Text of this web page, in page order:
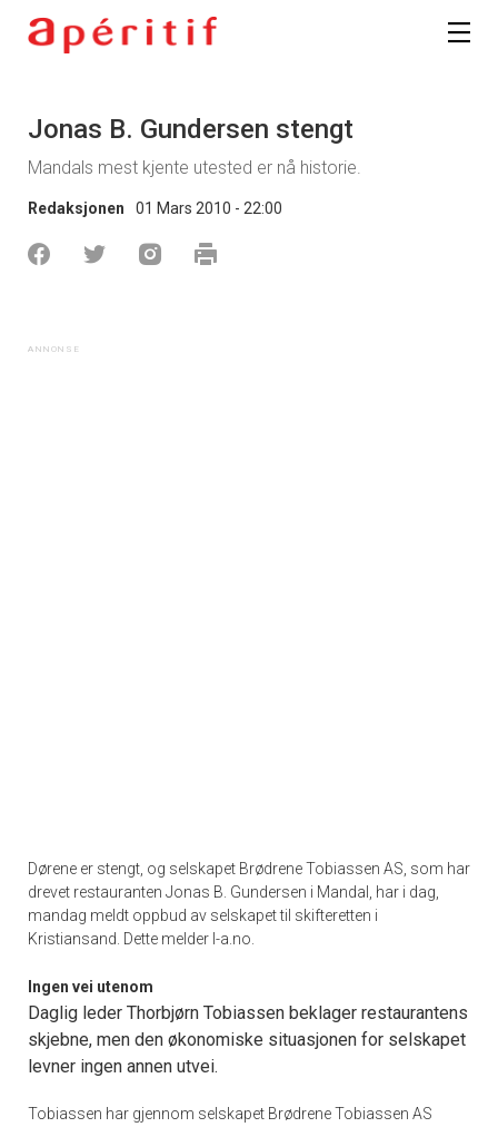
Jonas B. Gundersen stengt
Mandals mest kjente utested er nå historie.
Redaksjonen 01 Mars 2010 - 22:00
Dørene er stengt, og selskapet Brødrene Tobiassen AS, som har
drevet restauranten Jonas B. Gundersen i Mandal, har i dag,
mandag meldt oppbud av selskapet til skifteretten i
Kristiansand. Dette melder l-a.no.
Ingen vei utenom
Daglig leder Thorbjørn Tobiassen beklager restaurantens
skjebne, men den økonomiske situasjonen for selskapet
levner ingen annen utvei.
Tobiassen har gjennom selskapet Brødrene Tobiassen AS